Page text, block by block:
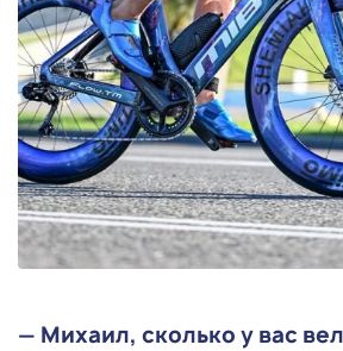
— Михаил, сколько у вас